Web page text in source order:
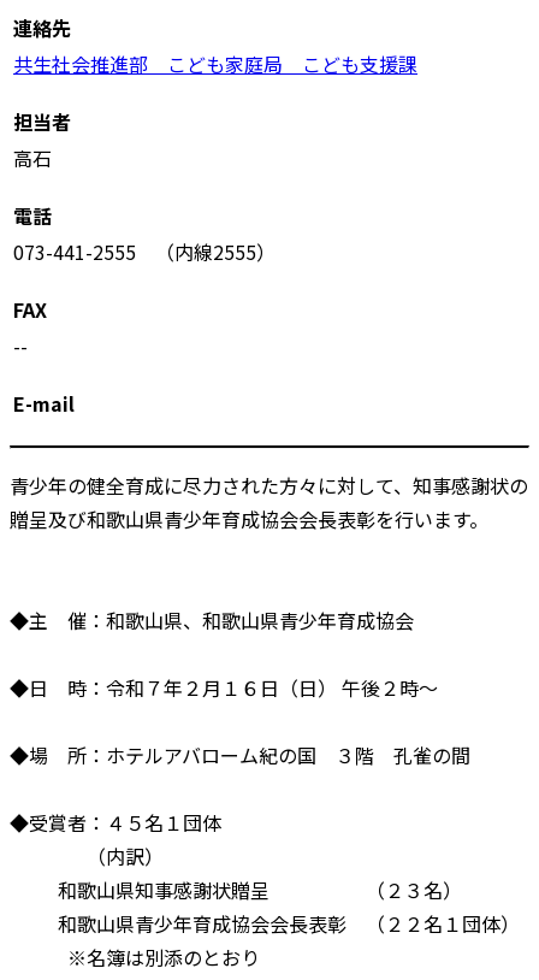
連絡先
共生社会推進部 こども家庭局 こども支援課
担当者
高石
電話
073-441-2555 （内線2555）
FAX
--
E-mail
青少年の健全育成に尽力された方々に対して、知事感謝状の
贈呈及び和歌山県青少年育成協会会長表彰を行います。
◆主 催：和歌山県、和歌山県青少年育成協会
◆日 時：令和７年２月１６日（日） 午後２時～
◆場 所：ホテルアバローム紀の国 ３階 孔雀の間
◆受賞者：４５名１団体
（内訳）
和歌山県知事感謝状贈呈 （２３名）
和歌山県青少年育成協会会長表彰 （２２名１団体）
※名簿は別添のとおり